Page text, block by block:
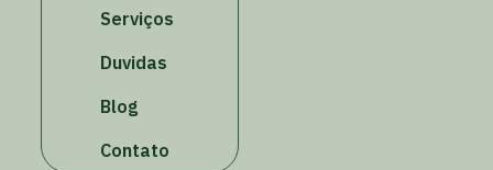
Serviços
Duvidas
Blog
Contato